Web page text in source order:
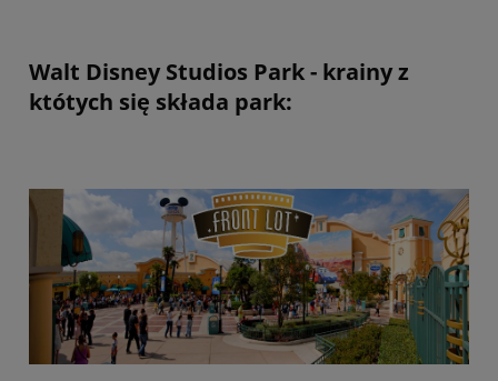
Walt Disney Studios Park - krainy z
któtych się składa park: